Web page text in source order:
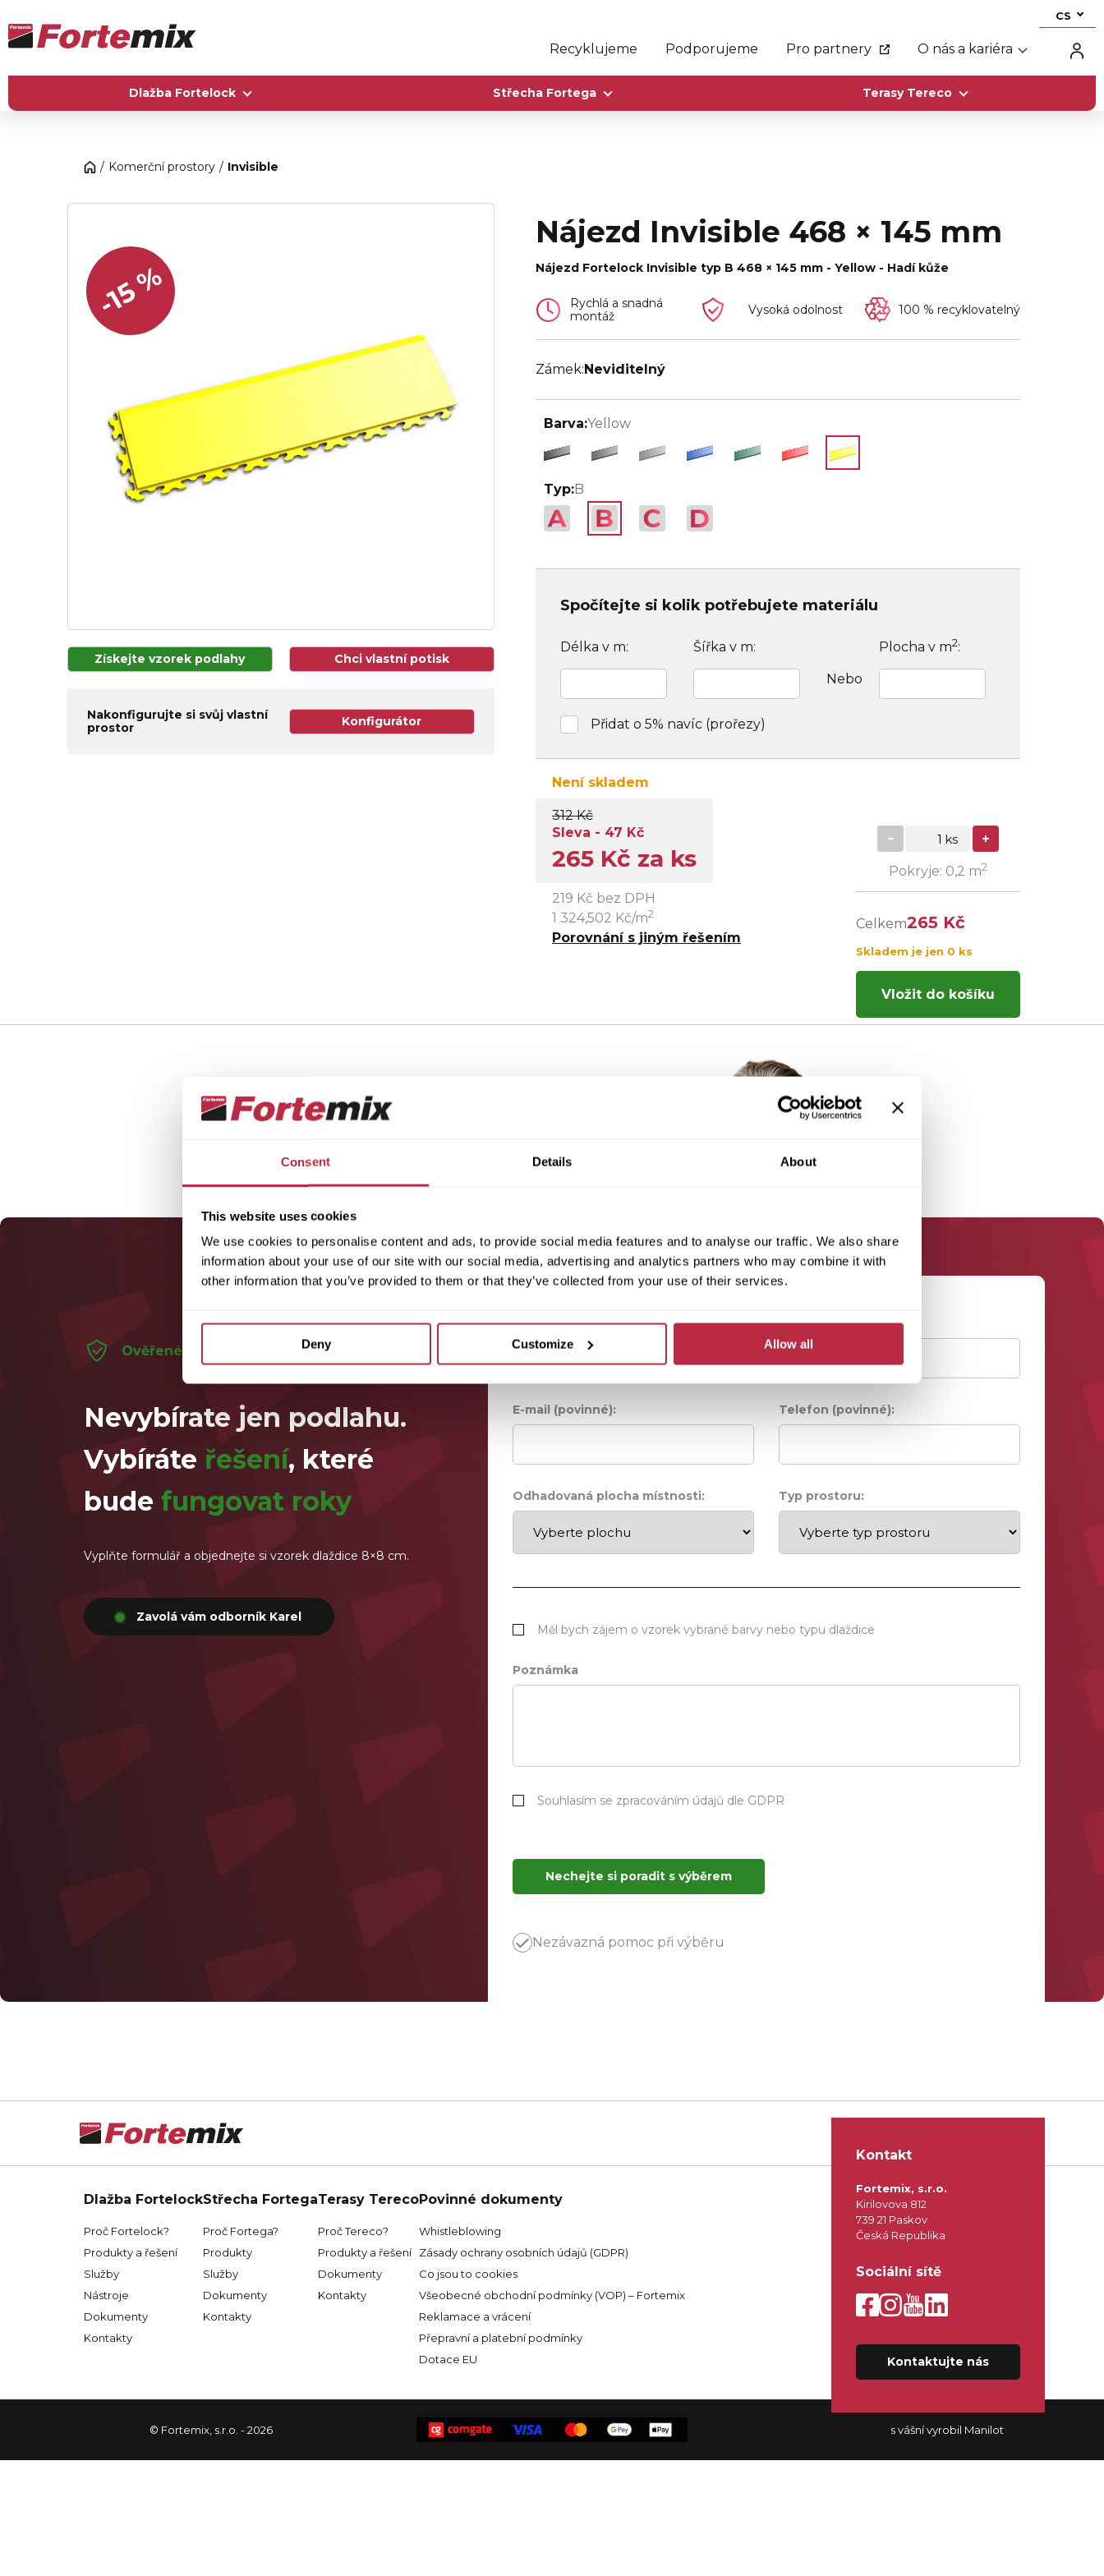
Consent Details About
This website uses cookies
We use cookies to personalise content and ads, to provide social media features and to analyse our traffic. We also share
information about your use of our site with our social media, advertising and analytics partners who may combine it with
other information that you’ve provided to them or that they’ve collected from your use of their services.
Deny Customize Allow all
CS
Recyklujeme Podporujeme Pro partnery O nás a kariéra
Dlažba Fortelock Střecha Fortega Terasy Tereco
Komerční prostory Invisible
Nájezd Invisible 468 × 145 mm
Nájezd Fortelock Invisible typ B 468 × 145 mm - Yellow - Hadí kůže
Rychlá a snadná
montáž
Vysoká odolnost 100 % recyklovatelný
-15 %
Získejte vzorek podlahy Chci vlastní potisk
Nakonfigurujte si svůj vlastní
prostor
Konfigurátor
Zámek:Neviditelný
Barva:Yellow
Typ:B
Spočítejte si kolik potřebujete materiálu
Délka v m: Šířka v m:
Nebo
Plocha v m2:
Přidat o 5% navíc (prořezy)
Není skladem
312 Kč
Sleva - 47 Kč
265 Kč za ks
219 Kč bez DPH
1 324,502 Kč/m2
Porovnání s jiným řešením
Pokryje: 0,2 m2
Celkem265 Kč
Skladem je jen 0 ks
Vložit do košíku
Ověřené na stovkách realizací
Nevybírate jen podlahu.
Vybíráte řešení, které
bude fungovat roky
Vyplňte formulář a objednejte si vzorek dlaždice 8×8 cm.
Zavolá vám odborník Karel
Jméno (povinné): Příjmení (povinné):
E-mail (povinné): Telefon (povinné):
Odhadovaná plocha místnosti: Typ prostoru:
Měl bych zájem o vzorek vybrané barvy nebo typu dlaždice
Poznámka
Souhlasím se zpracováním údajů dle GDPR
Nechejte si poradit s výběrem
Nezávazná pomoc při výběru
Dlažba Fortelock
Proč Fortelock?
Produkty a řešení
Služby
Nástroje
Dokumenty
Kontakty
Střecha Fortega
Proč Fortega?
Produkty
Služby
Dokumenty
Kontakty
Terasy Tereco
Proč Tereco?
Produkty a řešení
Dokumenty
Kontakty
Povinné dokumenty
Whistleblowing
Zásady ochrany osobních údajů (GDPR)
Co jsou to cookies
Všeobecné obchodní podmínky (VOP) – Fortemix
Reklamace a vrácení
Přepravní a platební podmínky
Dotace EU
© Fortemix, s.r.o. - 2026 s vášní vyrobil Manilot
Kontakt
Fortemix, s.r.o.
Kirilovova 812
739 21 Paskov
Česká Republika
Sociální sítě
Kontaktujte nás